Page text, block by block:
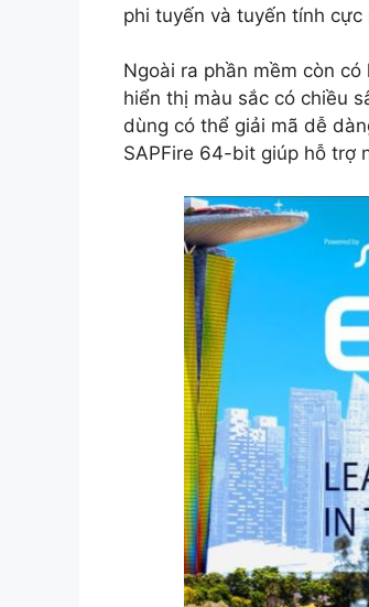
phi tuyến và tuyến tính cực
Ngoài ra phần mềm còn
hiển thị màu sắc có chiều
dùng có thể giải mã dễ
SAPFire 64-bit giúp hỗ trợ